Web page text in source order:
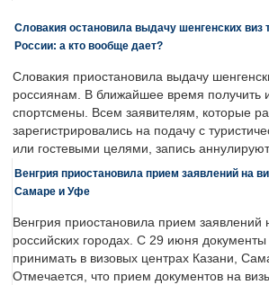
Словакия остановила выдачу шенгенских виз
России: а кто вообще дает?
Словакия приостановила выдачу
россиянам. В ближайшее время получить
спортсмены. Всем заявителям, которые
зарегистрировались на подачу с
или гостевыми целями, запись
Венгрия приостановила прием заявлений на
Самаре и Уфе
Венгрия приостановила прием заявлений
российских городах. С 29 июня документы
принимать в визовых центрах Казани,
Отмечается, что прием документов на